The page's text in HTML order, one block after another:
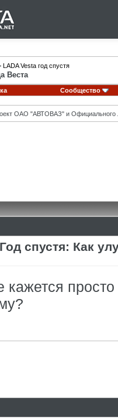
LADA Vesta год спустя
Веста
Сообщество
ОАО "АВТОВАЗ" и Официального
спустя: Как
кажется просто